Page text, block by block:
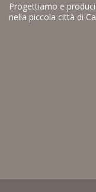
Progettiamo e
nella piccola città di